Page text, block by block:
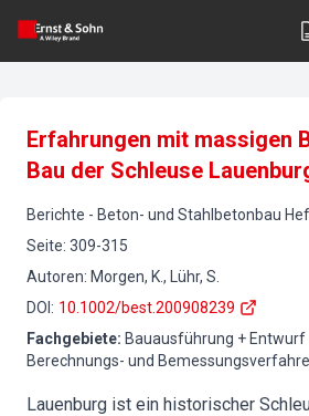
Erfahrungen mit massigen
Bau der Schleuse
Berichte - Beton- und Stahlbetonbau
Seite: 309-315
Autoren: Morgen, K., Lühr, S.
DOI : 10.1002/best.200908239
Fachgebiete: Bauausführung +
Berechnungs- und
Lauenburg ist ein historischer